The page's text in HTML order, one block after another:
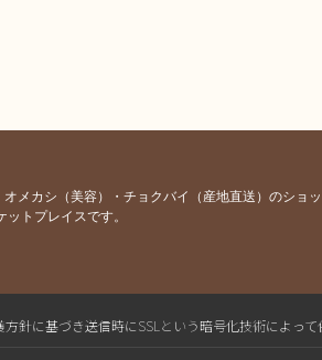
メカシ（美容）・チョクバイ（産地直送）のショッ
トプレイスです。
針に基づき送信時にSSLという暗号化技術によって